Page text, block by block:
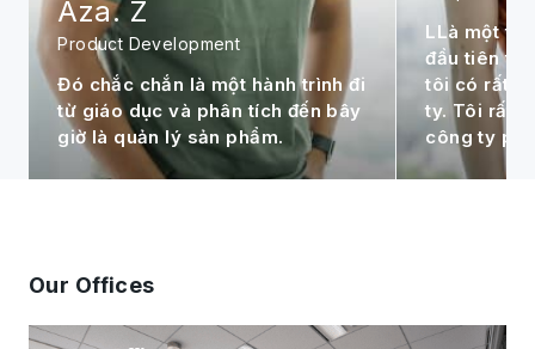
LLà một trong những thành viên
đầu tiên tại văn phòng Thái Lan,
tôi có rất nhiều cảm xúc với công
ty. Tôi rất vui khi chứng kiến
công ty phát triển hơn mỗi ngày.
Mục tiêu
tục phát
Philippines
đóng góp
Group.
Our Offices